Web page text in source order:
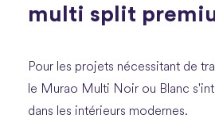
multi split
Pour les projets nécessitant de
le Murao Multi Noir ou Blanc
dans les intérieurs modernes.